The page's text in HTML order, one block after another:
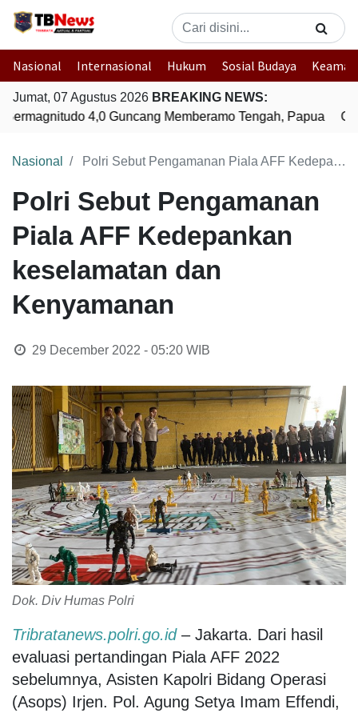
Nasional Internasional Hukum Sosial Budaya
Jumat, 07 Agustus 2026 BREAKING NEWS:
4,0 Guncang Memberamo Tengah, Papua
Nasional Polri Sebut Pengamanan Piala AFF Kedepankan keselamatan dan Kenyamanan
Polri Sebut Pengamanan
Piala AFF Kedepankan
keselamatan dan
Kenyamanan
29 December 2022 - 05:20WIB
Dok. Div Humas Polri
Tribratanews.polri.go.id– Jakarta. Dari hasil
evaluasi pertandingan Piala AFF 2022
sebelumnya, Asisten Kapolri Bidang Operasi
(Asops) Irjen. Pol. Agung Setya Imam Effendi,